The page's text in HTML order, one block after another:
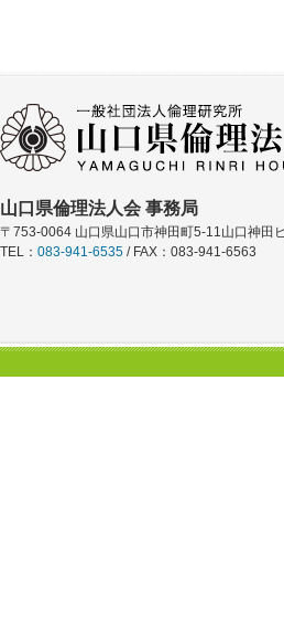
山口県倫理法人会 事務局
〒753-0064 山口県山口市神田町5-11山口神田
TEL： 083-941-6535 / FAX：083-941-6563